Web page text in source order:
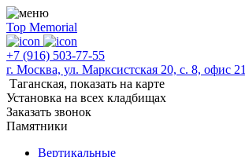
Top Memorial
+7 (916) 503-77-55
г. Москва, ул. Марксистская 20, с. 8, офис 21
Таганская, показать на карте
Установка на всех кладбищах
Заказать звонок
Памятники
Вертикальные